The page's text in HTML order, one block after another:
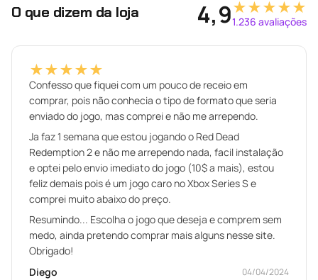
O que dizem da loja 4,9★★★★★
1.236 avaliações
★★★★★
Confesso que fiquei com um pouco de receio em
comprar, pois não conhecia o tipo de formato que seria
enviado do jogo, mas comprei e não me arrependo.
Ja faz 1 semana que estou jogando o Red Dead
Redemption 2 e não me arrependo nada, facil instalação
e optei pelo envio imediato do jogo (10$ a mais), estou
feliz demais pois é um jogo caro no Xbox Series S e
comprei muito abaixo do preço.
Resumindo... Escolha o jogo que deseja e comprem sem
medo, ainda pretendo comprar mais alguns nesse site.
Obrigado!
Diego
04/04/2024